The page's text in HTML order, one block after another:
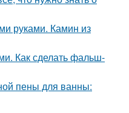
руками. Камин из
Как сделать фальш-
пены для ванны: